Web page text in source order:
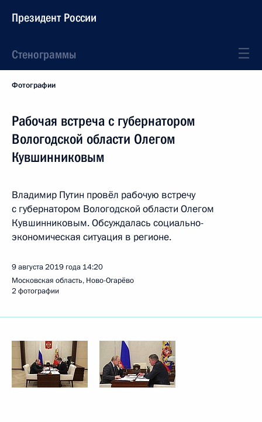
Президент России
Стенограммы
Фотографии
Рабочая встреча с губернатором
Вологодской области Олегом
Кувшинниковым
Владимир Путин провёл рабочую встречу
с губернатором Вологодской области Олегом
Кувшинниковым. Обсуждалась социально-
экономическая ситуация в регионе.
9 августа 2019 года 14:20
Московская область, Ново-Огарёво
2 фотографии